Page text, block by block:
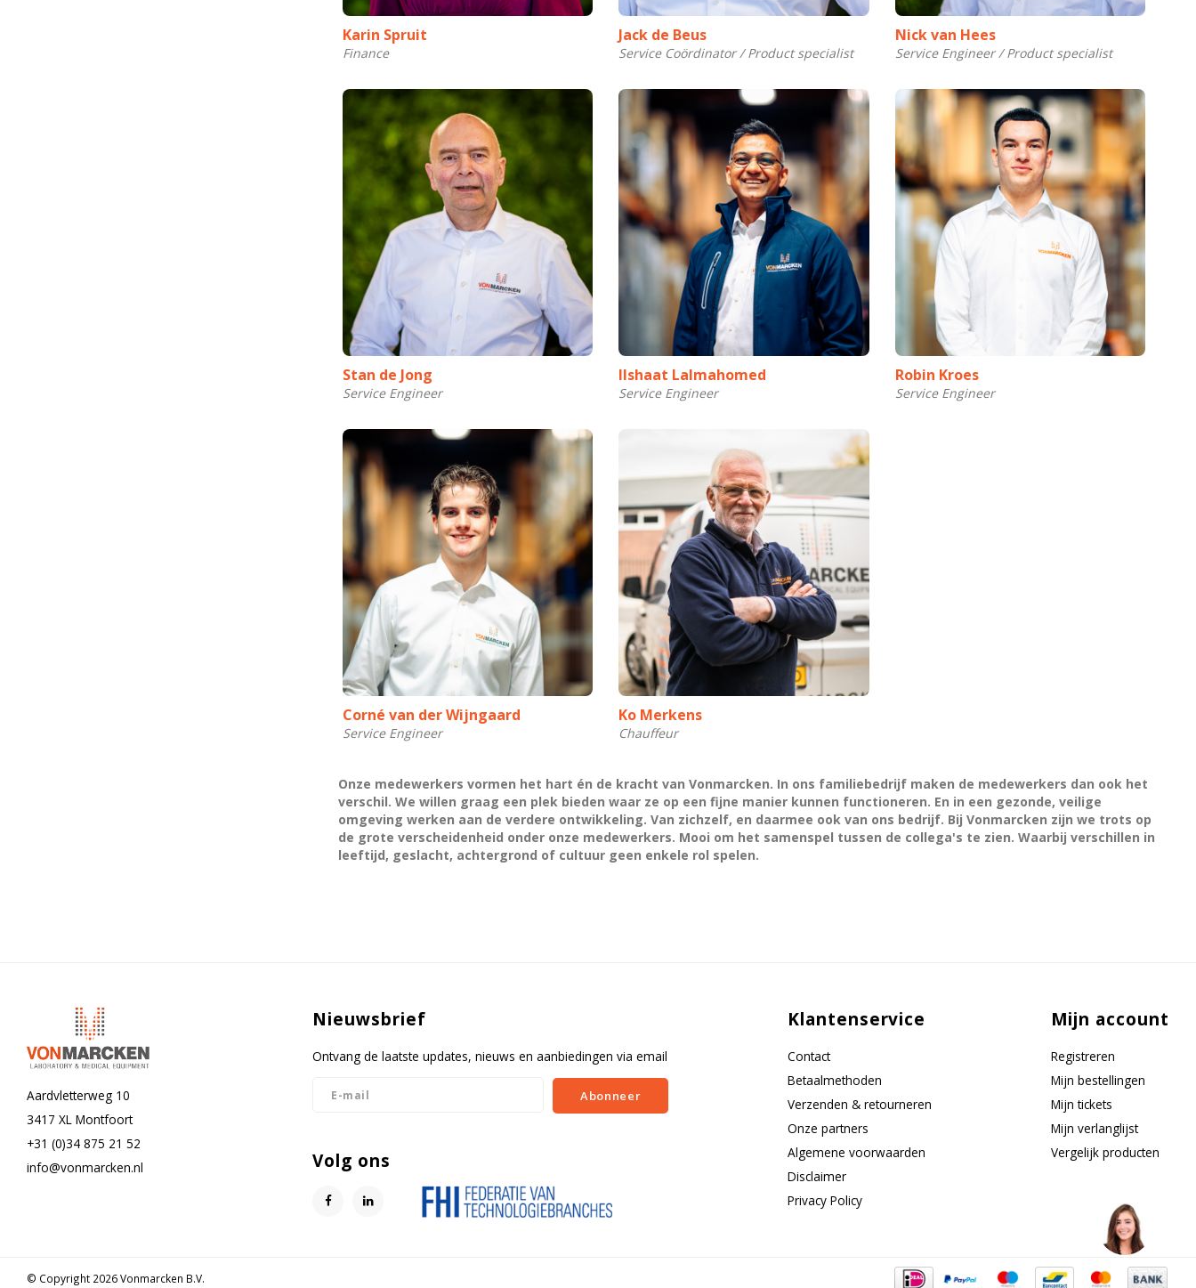
Karin Spruit
Finance
Jack de Beus
Service Coördinator / Product specialist
Nick van Hees
Service Engineer / Product specialist
Stan de Jong
Service Engineer
Ilshaat Lalmahomed
Service Engineer
Robin Kroes
Service Engineer
Corné van der Wijngaard
Service Engineer
Ko Merkens
Chauffeur
Onze medewerkers vormen het hart én de kracht van Vonmarcken. In ons familiebedrijf maken de medewerkers dan ook het
verschil. We willen graag een plek bieden waar ze op een fijne manier kunnen functioneren. En in een gezonde, veilige
omgeving werken aan de verdere ontwikkeling. Van zichzelf, en daarmee ook van ons bedrijf. Bij Vonmarcken zijn we trots op
de grote verscheidenheid onder onze medewerkers. Mooi om het samenspel tussen de collega's te zien. Waarbij verschillen in
leeftijd, geslacht, achtergrond of cultuur geen enkele rol spelen.
Aardvletterweg 10
3417 XL Montfoort
+31 (0)34 875 21 52
info@vonmarcken.nl
Nieuwsbrief
Ontvang de laatste updates, nieuws en aanbiedingen via email
Abonneer
Volg ons
Klantenservice
Contact
Betaalmethoden
Verzenden & retourneren
Onze partners
Algemene voorwaarden
Disclaimer
Privacy Policy
Mijn account
Registreren
Mijn bestellingen
Mijn tickets
Mijn verlanglijst
Vergelijk producten
© Copyright 2026 Vonmarcken B.V.